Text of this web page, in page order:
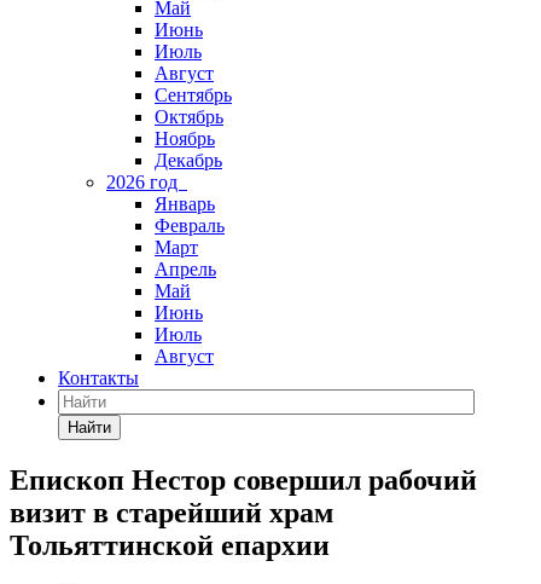
Май
Июнь
Июль
Август
Сентябрь
Октябрь
Ноябрь
Декабрь
2026 год
Январь
Февраль
Март
Апрель
Май
Июнь
Июль
Август
Контакты
Найти
Епископ Нестор совершил рабочий
визит в старейший храм
Тольяттинской епархии